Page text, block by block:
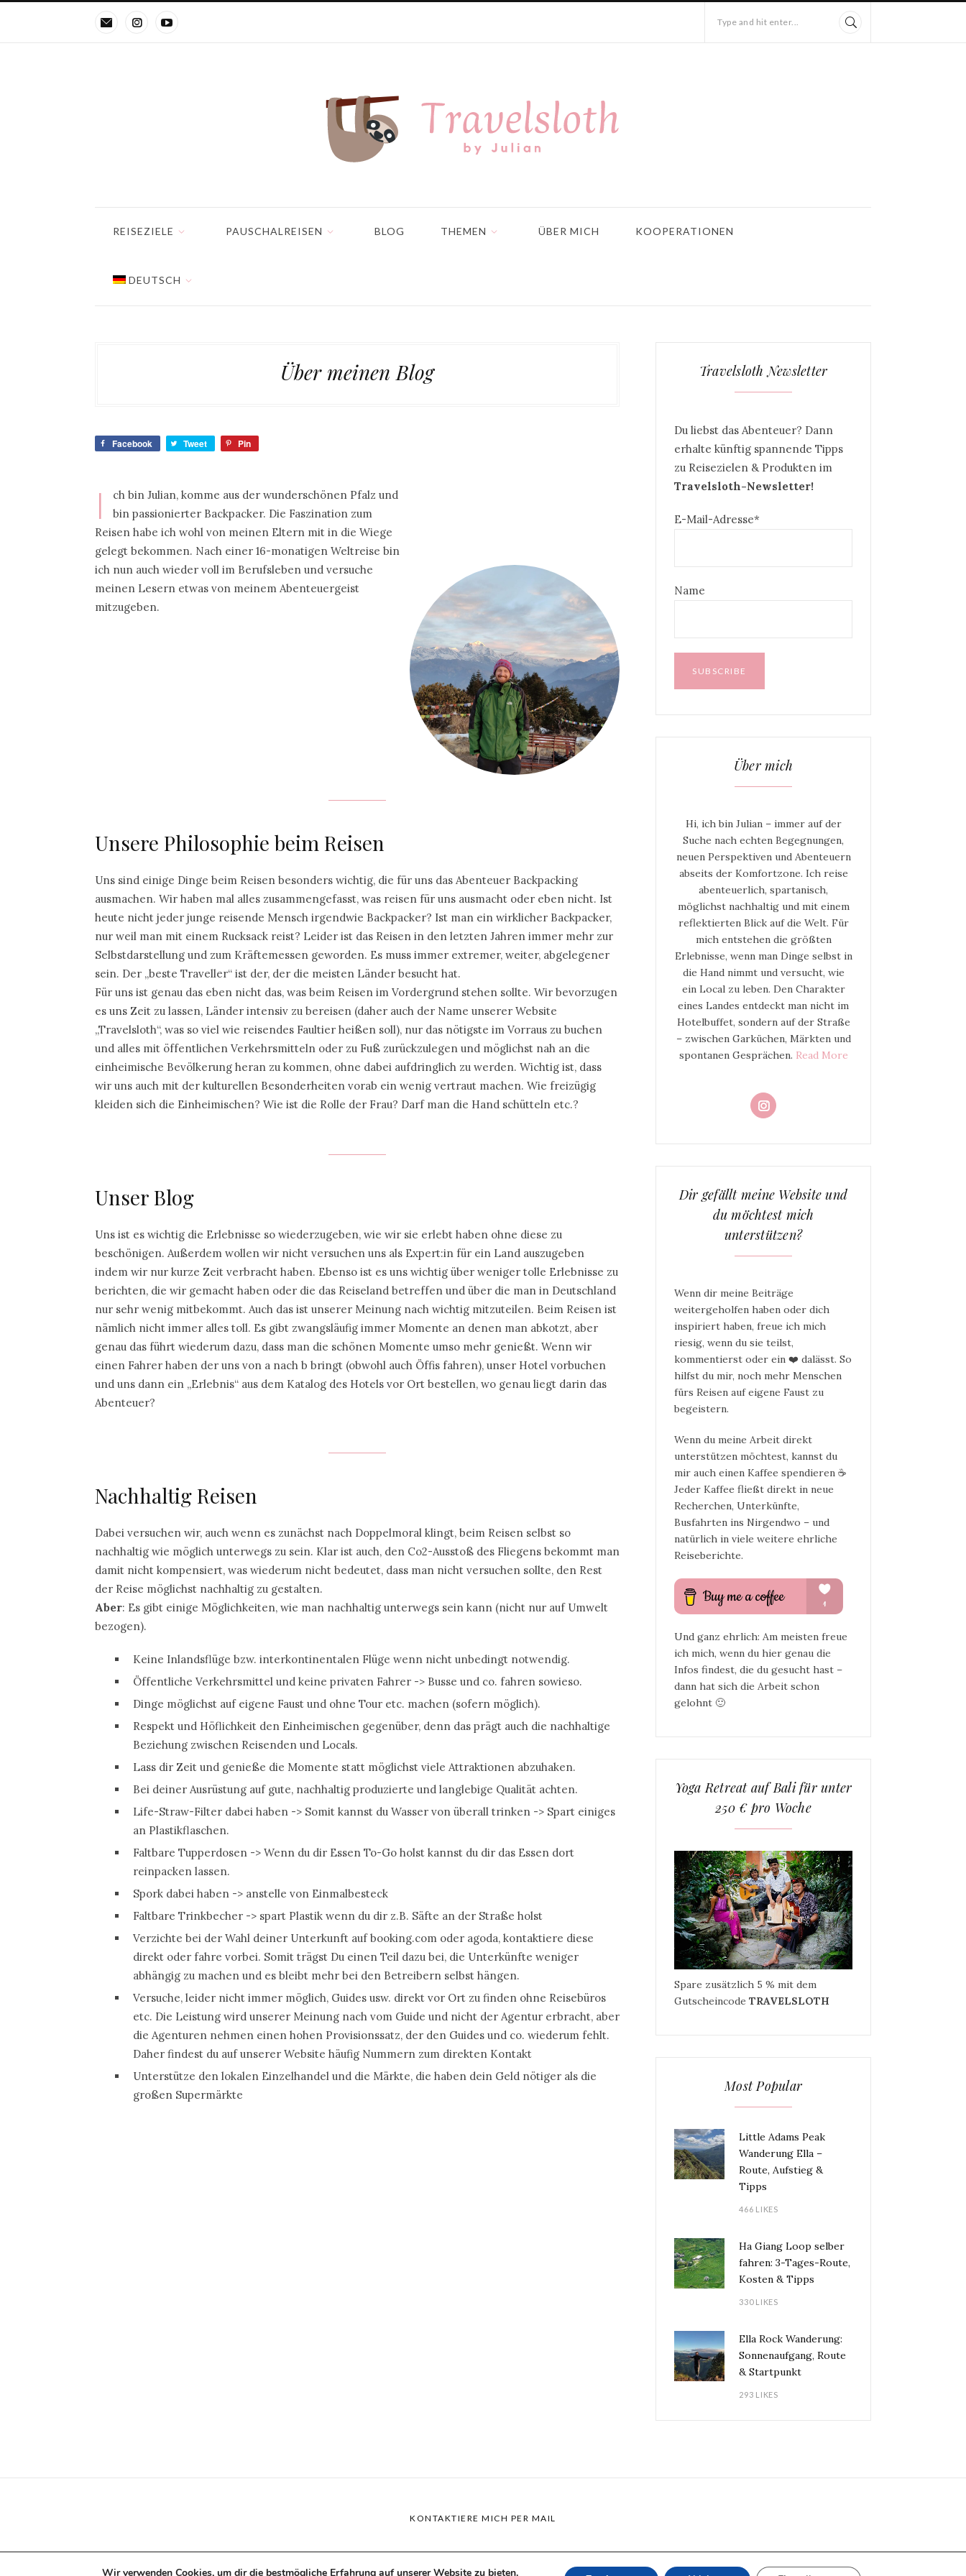
Type and hit enter...
REISEZIELE PAUSCHALREISEN BLOG THEMEN ÜBER MICH KOOPERATIONEN
DEUTSCH
Über meinen Blog
Facebook Tweet Pin
I
ch bin Julian, komme aus der wunderschönen Pfalz und
bin passionierter Backpacker. Die Faszination zum
Reisen habe ich wohl von meinen Eltern mit in die Wiege
gelegt bekommen. Nach einer 16-monatigen Weltreise bin
ich nun auch wieder voll im Berufsleben und versuche
meinen Lesern etwas von meinem Abenteuergeist
mitzugeben.
Unsere Philosophie beim Reisen
Uns sind einige Dinge beim Reisen besonders wichtig, die für uns das Abenteuer Backpacking
ausmachen. Wir haben mal alles zusammengefasst, was reisen für uns ausmacht oder eben nicht. Ist
heute nicht jeder junge reisende Mensch irgendwie Backpacker? Ist man ein wirklicher Backpacker,
nur weil man mit einem Rucksack reist? Leider ist das Reisen in den letzten Jahren immer mehr zur
Selbstdarstellung und zum Kräftemessen geworden. Es muss immer extremer, weiter, abgelegener
sein. Der „beste Traveller“ ist der, der die meisten Länder besucht hat.
Für uns ist genau das eben nicht das, was beim Reisen im Vordergrund stehen sollte. Wir bevorzugen
es uns Zeit zu lassen, Länder intensiv zu bereisen (daher auch der Name unserer Website
„Travelsloth“, was so viel wie reisendes Faultier heißen soll), nur das nötigste im Vorraus zu buchen
und alles mit öffentlichen Verkehrsmitteln oder zu Fuß zurückzulegen und möglichst nah an die
einheimische Bevölkerung heran zu kommen, ohne dabei aufdringlich zu werden. Wichtig ist, dass
wir uns auch mit der kulturellen Besonderheiten vorab ein wenig vertraut machen. Wie freizügig
kleiden sich die Einheimischen? Wie ist die Rolle der Frau? Darf man die Hand schütteln etc.?
Unser Blog
Uns ist es wichtig die Erlebnisse so wiederzugeben, wie wir sie erlebt haben ohne diese zu
beschönigen. Außerdem wollen wir nicht versuchen uns als Expert:in für ein Land auszugeben
indem wir nur kurze Zeit verbracht haben. Ebenso ist es uns wichtig über weniger tolle Erlebnisse zu
berichten, die wir gemacht haben oder die das Reiseland betreffen und über die man in Deutschland
nur sehr wenig mitbekommt. Auch das ist unserer Meinung nach wichtig mitzuteilen. Beim Reisen ist
nämlich nicht immer alles toll. Es gibt zwangsläufig immer Momente an denen man abkotzt, aber
genau das führt wiederum dazu, dass man die schönen Momente umso mehr genießt. Wenn wir
einen Fahrer haben der uns von a nach b bringt (obwohl auch Öffis fahren), unser Hotel vorbuchen
und uns dann ein „Erlebnis“ aus dem Katalog des Hotels vor Ort bestellen, wo genau liegt darin das
Abenteuer?
Nachhaltig Reisen
Dabei versuchen wir, auch wenn es zunächst nach Doppelmoral klingt, beim Reisen selbst so
nachhaltig wie möglich unterwegs zu sein. Klar ist auch, den Co2-Ausstoß des Fliegens bekommt man
damit nicht kompensiert, was wiederum nicht bedeutet, dass man nicht versuchen sollte, den Rest
der Reise möglichst nachhaltig zu gestalten.
Aber: Es gibt einige Möglichkeiten, wie man nachhaltig unterwegs sein kann (nicht nur auf Umwelt
bezogen).
Keine Inlandsflüge bzw. interkontinentalen Flüge wenn nicht unbedingt notwendig.
Öffentliche Verkehrsmittel und keine privaten Fahrer -> Busse und co. fahren sowieso.
Dinge möglichst auf eigene Faust und ohne Tour etc. machen (sofern möglich).
Respekt und Höflichkeit den Einheimischen gegenüber, denn das prägt auch die nachhaltige
Beziehung zwischen Reisenden und Locals.
Lass dir Zeit und genieße die Momente statt möglichst viele Attraktionen abzuhaken.
Bei deiner Ausrüstung auf gute, nachhaltig produzierte und langlebige Qualität achten.
Life-Straw-Filter dabei haben -> Somit kannst du Wasser von überall trinken -> Spart einiges
an Plastikflaschen.
Faltbare Tupperdosen -> Wenn du dir Essen To-Go holst kannst du dir das Essen dort
reinpacken lassen.
Spork dabei haben -> anstelle von Einmalbesteck
Faltbare Trinkbecher -> spart Plastik wenn du dir z.B. Säfte an der Straße holst
Verzichte bei der Wahl deiner Unterkunft auf booking.com oder agoda, kontaktiere diese
direkt oder fahre vorbei. Somit trägst Du einen Teil dazu bei, die Unterkünfte weniger
abhängig zu machen und es bleibt mehr bei den Betreibern selbst hängen.
Versuche, leider nicht immer möglich, Guides usw. direkt vor Ort zu finden ohne Reisebüros
etc. Die Leistung wird unserer Meinung nach vom Guide und nicht der Agentur erbracht, aber
die Agenturen nehmen einen hohen Provisionssatz, der den Guides und co. wiederum fehlt.
Daher findest du auf unserer Website häufig Nummern zum direkten Kontakt
Unterstütze den lokalen Einzelhandel und die Märkte, die haben dein Geld nötiger als die
großen Supermärkte
Travelsloth Newsletter
Du liebst das Abenteuer? Dann
erhalte künftig spannende Tipps
zu Reisezielen & Produkten im
Travelsloth-Newsletter!
E-Mail-Adresse*
Name
Über mich
Hi, ich bin Julian – immer auf der
Suche nach echten Begegnungen,
neuen Perspektiven und Abenteuern
abseits der Komfortzone. Ich reise
abenteuerlich, spartanisch,
möglichst nachhaltig und mit einem
reflektierten Blick auf die Welt. Für
mich entstehen die größten
Erlebnisse, wenn man Dinge selbst in
die Hand nimmt und versucht, wie
ein Local zu leben. Den Charakter
eines Landes entdeckt man nicht im
Hotelbuffet, sondern auf der Straße
– zwischen Garküchen, Märkten und
spontanen Gesprächen. Read More
Dir gefällt meine Website und
du möchtest mich
unterstützen?
Wenn dir meine Beiträge
weitergeholfen haben oder dich
inspiriert haben, freue ich mich
riesig, wenn du sie teilst,
kommentierst oder ein ❤️ dalässt. So
hilfst du mir, noch mehr Menschen
fürs Reisen auf eigene Faust zu
begeistern.
Wenn du meine Arbeit direkt
unterstützen möchtest, kannst du
mir auch einen Kaffee spendieren ☕
Jeder Kaffee fließt direkt in neue
Recherchen, Unterkünfte,
Busfahrten ins Nirgendwo – und
natürlich in viele weitere ehrliche
Reiseberichte.
Und ganz ehrlich: Am meisten freue
ich mich, wenn du hier genau die
Infos findest, die du gesucht hast –
dann hat sich die Arbeit schon
gelohnt 🙂
Yoga Retreat auf Bali für unter
250 € pro Woche
Spare zusätzlich 5 % mit dem
Gutscheincode TRAVELSLOTH
Most Popular
Little Adams Peak
Wanderung Ella –
Route, Aufstieg &
Tipps
466 LIKES
Ha Giang Loop selber
fahren: 3-Tages-Route,
Kosten & Tipps
330 LIKES
Ella Rock Wanderung:
Sonnenaufgang, Route
& Startpunkt
293 LIKES
KONTAKTIERE MICH PER MAIL
Wir verwenden Cookies, um dir die bestmögliche Erfahrung auf unserer Website zu bieten.